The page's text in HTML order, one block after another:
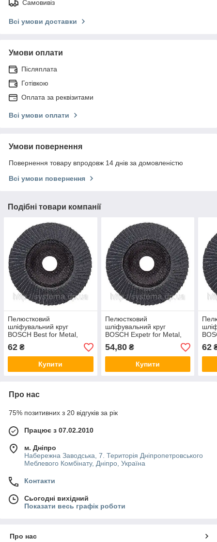
Самовивіз
Всі умови доставки
Умови оплати
Післяплата
Готівкою
Оплата за реквізитами
Всі умови оплати
Умови повернення
Повернення товару впродовж 14 днів за домовленістю
Всі умови повернення
Подібні товари компанії
Пелюстковий
шліфувальний круг
BOSCH Best for Мetal,
кутове
исполнение125х22.23,
P120
62 ₴
Купити
Пелюстковий
шліфувальний круг
BOSCH Expetr for Мetal,
кутове
исполнение125х22.23,
P120
54,80₴
Купити
Р60
62
Про нас
75% позитивних з 20 відгуків за рік
Працює з 07.02.2010
м. Дніпро
Набережна Заводська, 7. Територія Дніпропетровського
Меблевого Комбінату, Дніпро, Україна
Контакти
Сьогодні вихідний
Показати весь графік роботи
Про нас